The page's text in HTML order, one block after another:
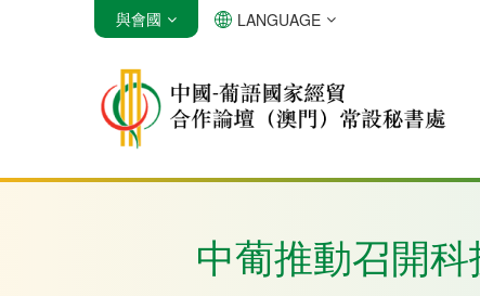
安哥拉 巴西 佛得角
與會國 LANGUAGE
中葡推動召開